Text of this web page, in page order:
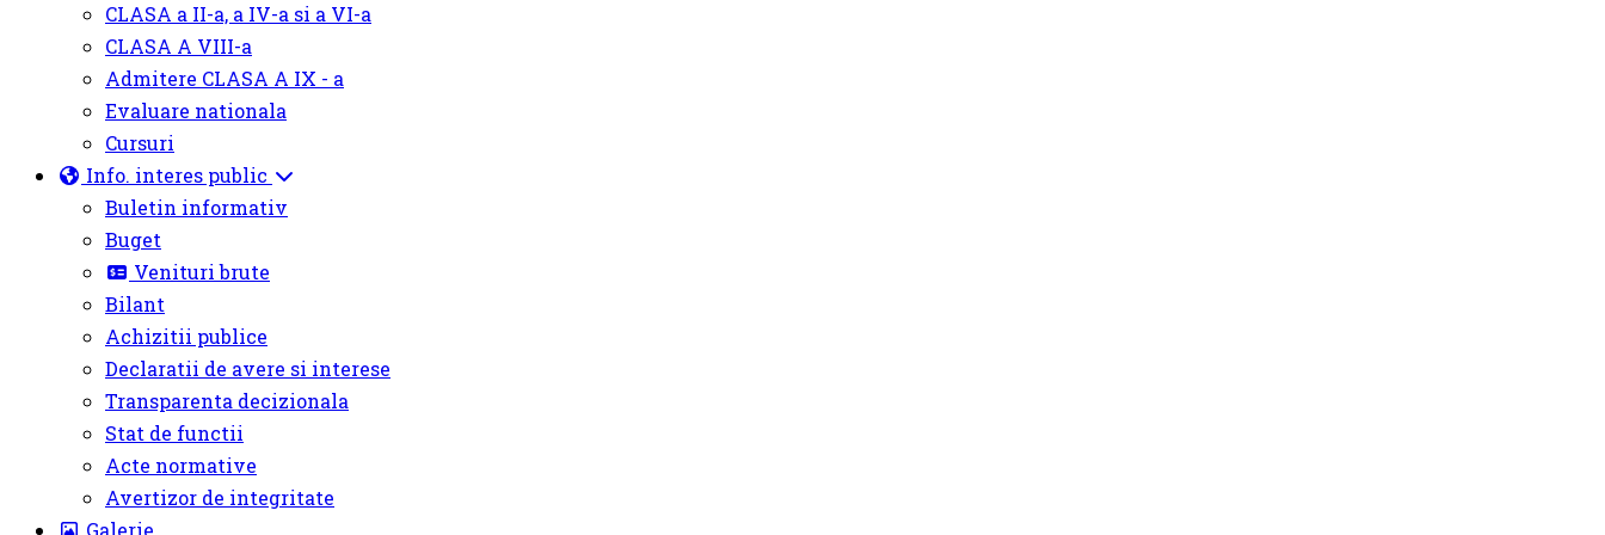
CLASA a II-a, a IV-a si a VI-a
CLASA A VIII-a
Admitere CLASA A IX - a
Evaluare nationala
Cursuri
Info. interes public
Buletin informativ
Buget
Venituri brute
Bilant
Achizitii publice
Declaratii de avere si interese
Transparenta decizionala
Stat de functii
Acte normative
Avertizor de integritate
Galerie